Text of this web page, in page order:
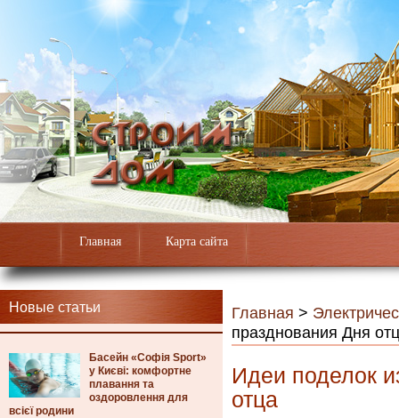
Главная Карта сайта
Новые статьи
Басейн «Софія Sport»
у Києві: комфортне
плавання та
оздоровлення для
всієї родини
Главная >
празднования Дня
Идеи поделок
отца